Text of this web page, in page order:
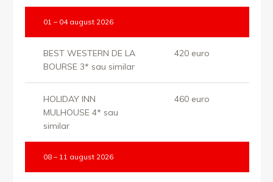
01 – 04 august 2026
BEST WESTERN DE LA
BOURSE 3* sau similar
420 euro
HOLIDAY INN
MULHOUSE 4* sau
similar
460 euro
08 – 11 august 2026